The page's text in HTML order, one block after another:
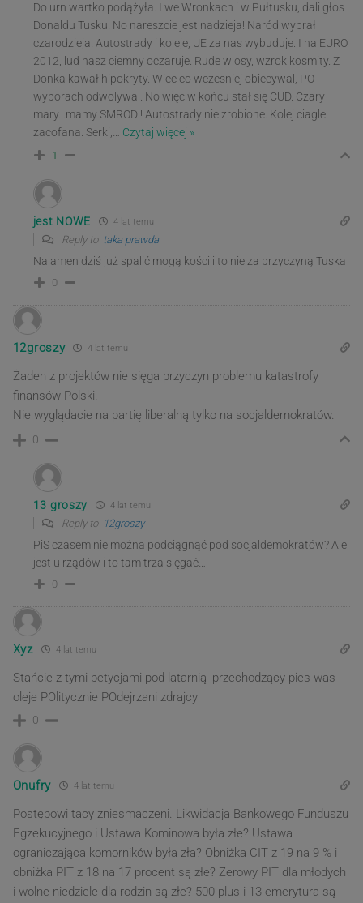
Do urn wartko podążyła. I we Wronkach i w Pułtusku, dali głos
Donaldu Tusku. No nareszcie jest nadzieja! Naród wybrał
czarodzieja. Autostrady i koleje, UE za nas wybuduje. I na EURO
2012, lud nasz ciemny oczaruje. Rude wlosy, wzrok kosmity. Z
Donka kawał hipokryty. Wiec co wczesniej obiecywal, PO
wyborach odwolywal. No więc w końcu stał się CUD. Czary
mary…mamy SMROD!! Autostrady nie zrobione. Kolej ciagle
zacofana. Serki,
Czytaj więcej »
1
jest NOWE 4 lat temu
Reply to taka prawda
Na amen dziś już spalić mogą kości i to nie za przyczyną Tuska
0
12groszy 4 lat temu
Żaden z projektów nie sięga przyczyn problemu katastrofy
finansów Polski.
Nie wyglądacie na partię liberalną tylko na socjaldemokratów.
0
13 groszy 4 lat temu
Reply to 12groszy
PiS czasem nie można podciągnąć pod socjaldemokratów? Ale
jest u rządów i to tam trza sięgać…
0
Xyz 4 lat temu
Stańcie z tymi petycjami pod latarnią ,przechodzący pies was
oleje POlitycznie POdejrzani zdrajcy
0
Onufry 4 lat temu
Postępowi tacy zniesmaczeni. Likwidacja Bankowego Funduszu
Egzekucyjnego i Ustawa Kominowa była złe? Ustawa
ograniczająca komorników była zła? Obniżka CIT z 19 na 9 % i
obniżka PIT z 18 na 17 procent są złe? Zerowy PIT dla młodych
i wolne niedziele dla rodzin są złe? 500 plus i 13 emerytura są